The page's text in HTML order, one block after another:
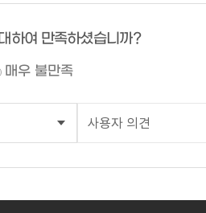
하여 만족하셨습니까?
매우 불만족